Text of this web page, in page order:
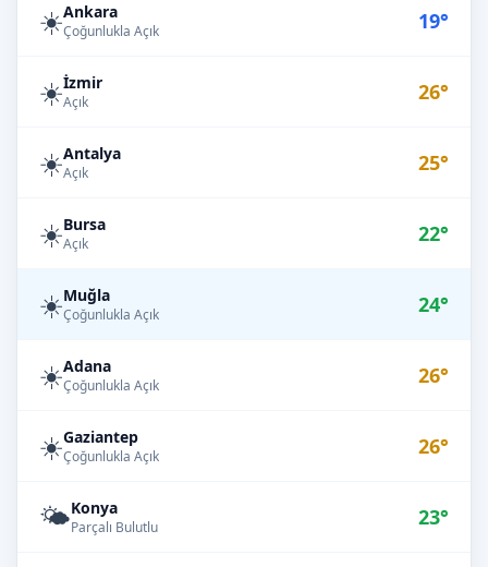
☀️Ankara
Çoğunlukla Açık 19°
☀️İzmir
Açık 26°
☀️Antalya
Açık 25°
☀️Bursa
Açık 22°
☀️Muğla
Çoğunlukla Açık 24°
☀️Adana
Çoğunlukla Açık 26°
☀️Gaziantep
Çoğunlukla Açık 26°
🌤️Konya
Parçalı Bulutlu 23°